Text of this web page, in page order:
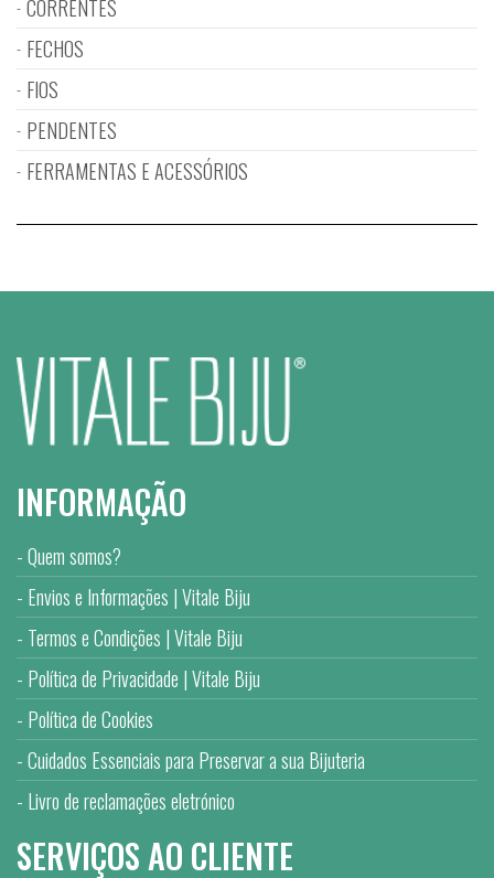
CORRENTES
FECHOS
FIOS
PENDENTES
FERRAMENTAS E ACESSÓRIOS
INFORMAÇÃO
Quem somos?
Envios e Informações | Vitale Biju
Termos e Condições | Vitale Biju
Política de Privacidade | Vitale Biju
Política de Cookies
Cuidados Essenciais para Preservar a sua Bijuteria
Livro de reclamações eletrónico
SERVIÇOS AO CLIENTE